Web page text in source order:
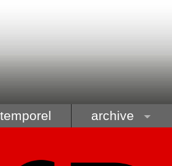
archive